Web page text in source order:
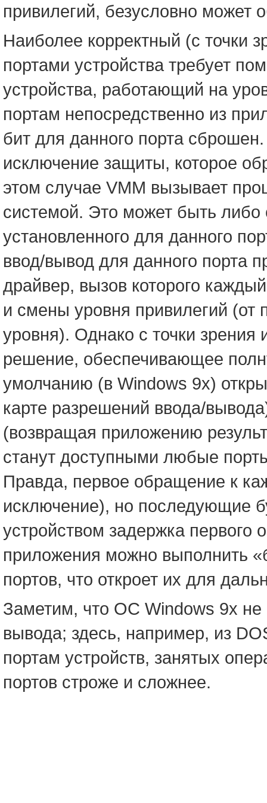
привилегий, безусловно может
Наиболее корректный (с точки
портами устройства требует
устройства, работающий на
портам непосредственно из
бит для данного порта
исключение защиты, которое
этом случае VMM вызывает
системой. Это может быть либо
установленного для данного
ввод/вывод для данного порта
драйвер, вызов которого
и смены уровня привилегий (от
уровня). Однако с точки зрения
решение, обеспечивающее
умолчанию (в Windows 9x)
карте разрешений ввода/
(возвращая приложению
станут доступными любые
Правда, первое обращение к
исключение), но последующие
устройством задержка первого
приложения можно выполнить
портов, что откроет их для
Заметим, что ОС Windows 9x не
вывода; здесь, например, из
портам устройств, занятых
портов строже и сложнее.